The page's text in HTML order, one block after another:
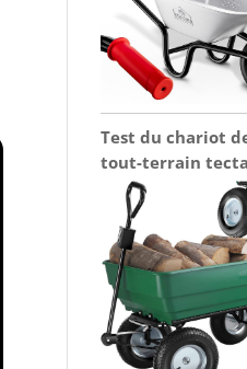
Test du chariot
tout-terrain